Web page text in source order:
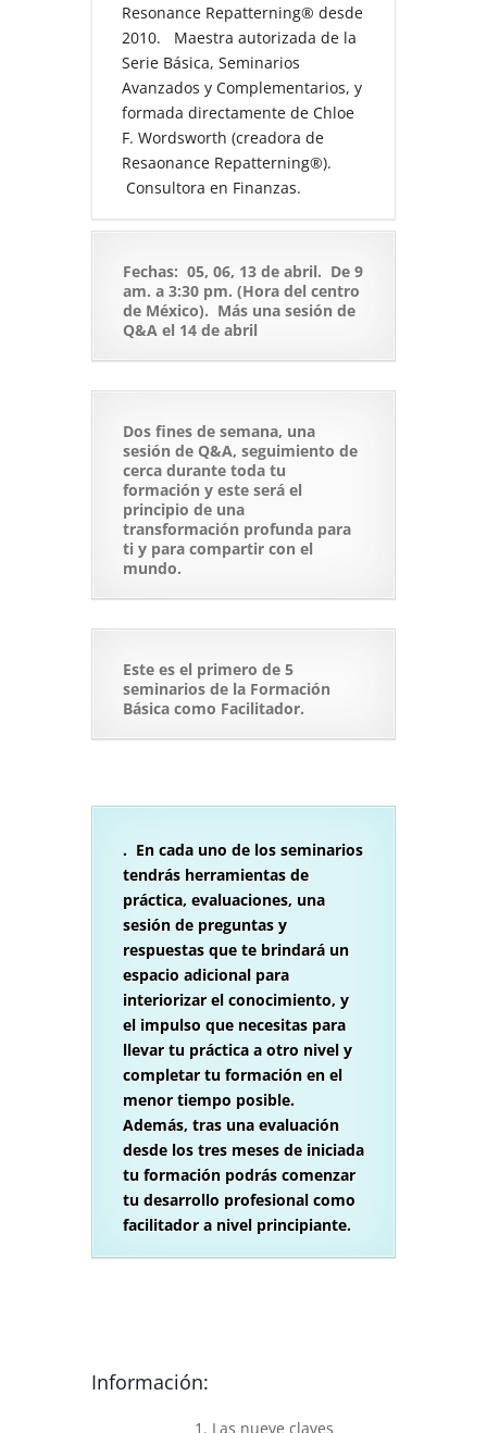
Resonance Repatterning® desde
2010. Maestra autorizada de la
Serie Básica, Seminarios
Avanzados y Complementarios, y
formada directamente de Chloe
F. Wordsworth (creadora de
Resaonance Repatterning®).
Consultora en Finanzas.
Fechas: 05, 06, 13 de abril. De 9
am. a 3:30 pm. (Hora del centro
de México). Más una sesión de
Q&A el 14 de abril
Dos fines de semana, una
sesión de Q&A, seguimiento de
cerca durante toda tu
formación y este será el
principio de una
transformación profunda para
ti y para compartir con el
mundo.
Este es el primero de 5
seminarios de la Formación
Básica como Facilitador.
. En cada uno de los seminarios
tendrás herramientas de
práctica, evaluaciones, una
sesión de preguntas y
respuestas que te brindará un
espacio adicional para
interiorizar el conocimiento, y
el impulso que necesitas para
llevar tu práctica a otro nivel y
completar tu formación en el
menor tiempo posible.
Además, tras una evaluación
desde los tres meses de iniciada
tu formación podrás comenzar
tu desarrollo profesional como
facilitador a nivel principiante.
Información:
1. Las nueve claves